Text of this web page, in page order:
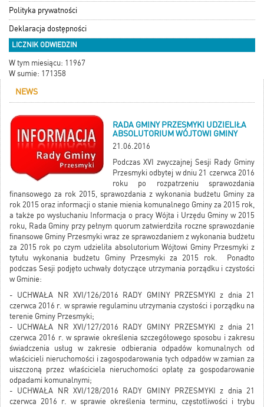
Polityka prywatności
Deklaracja dostępności
LICZNIK ODWIEDZIN
W tym miesiącu: 11967
W sumie: 171358
NEWS
RADA GMINY PRZESMYKI UDZIELIŁA
ABSOLUTORIUM WÓJTOWI GMINY
21.06.2016
Podczas XVI zwyczajnej Sesji Rady Gminy
Przesmyki odbytej w dniu 21 czerwca 2016
roku po rozpatrzeniu sprawozdania
finansowego za rok 2015, sprawozdania z wykonania budżetu Gminy za
rok 2015 oraz informacji o stanie mienia komunalnego Gminy za 2015 rok,
a także po wysłuchaniu Informacja o pracy Wójta i Urzędu Gminy w 2015
roku, Rada Gminy przy pełnym quorum zatwierdziła roczne sprawozdanie
finansowe Gminy Przesmyki wraz ze sprawozdaniem z wykonania budżetu
za 2015 rok po czym udzieliła absolutorium Wójtowi Gminy Przesmyki z
tytułu wykonania budżetu Gminy Przesmyki za 2015 rok. Ponadto
podczas Sesji podjęto uchwały dotyczące utrzymania porządku i czystości
w Gminie:
- UCHWAŁA NR XVI/126/2016 RADY GMINY PRZESMYKI z dnia 21
czerwca 2016 r. w sprawie regulaminu utrzymania czystości i porządku na
terenie Gminy Przesmyki;
- UCHWAŁA NR XVI/127/2016 RADY GMINY PRZESMYKI z dnia 21
czerwca 2016 r. w sprawie określenia szczegółowego sposobu i zakresu
świadczenia usług w zakresie odbierania odpadów komunalnych od
właścicieli nieruchomości i zagospodarowania tych odpadów w zamian za
uiszczoną przez właściciela nieruchomości opłatę za gospodarowanie
odpadami komunalnymi;
- UCHWAŁA NR XVI/128/2016 RADY GMINY PRZESMYKI z dnia 21
czerwca 2016 r. w sprawie określenia terminu, częstotliwości i trybu